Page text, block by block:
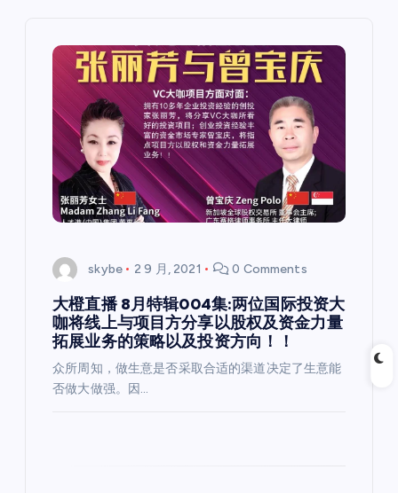
skybe 2 9 月, 2021 0 Comments
大橙直播 8月特辑004集:两位国际投资大
咖将线上与项目方分享以股权及资金力量
拓展业务的策略以及投资方向！！
众所周知，做生意是否采取合适的渠道决定了生意能
否做大做强。因…